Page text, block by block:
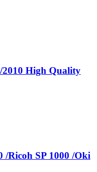
2010 High Quality
/Ricoh SP 1000 /Oki